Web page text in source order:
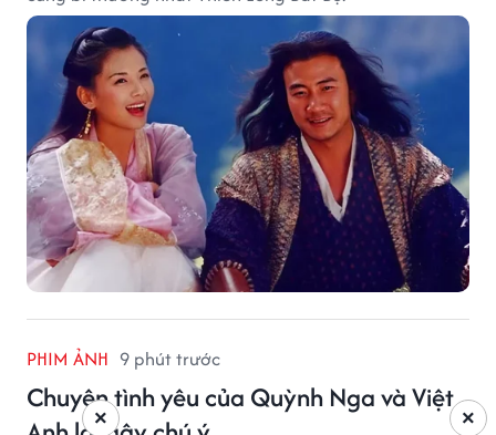
PHIM ẢNH 9 phút trước
Chuyện tình yêu của Quỳnh Nga và Việt
×
×